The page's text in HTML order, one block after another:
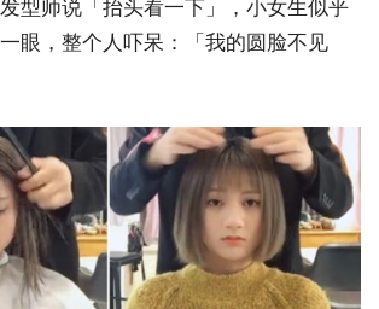
型师说「抬头看一下」，小女生似乎
眼，整个人吓呆：「我的圆脸不见